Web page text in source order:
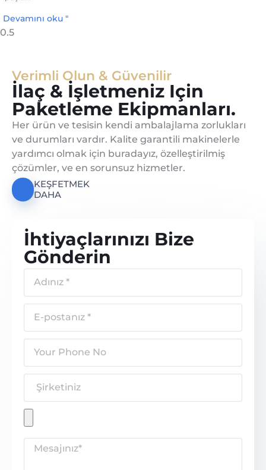
Devamını oku "
Verimli Olun & Güvenilir
İlaç & İşletmeniz Için
Paketleme Ekipmanları.
Her ürün ve tesisin kendi ambalajlama zorlukları
ve durumları vardır. Kalite garantili makinelerle
yardımcı olmak için buradayız, özelleştirilmiş
çözümler, ve en sorunsuz hizmetler.
KEŞFETMEK
DAHA
İhtiyaçlarınızı Bize
Gönderin